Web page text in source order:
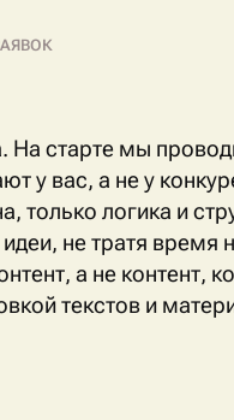
На старте мы
у вас, а не у
только логика и
не тратя время
а не контент,
текстов и